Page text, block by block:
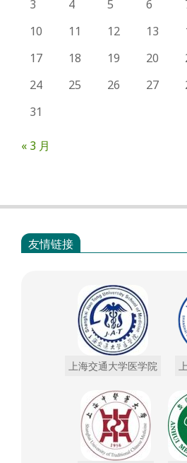
3 4 5 6
10
11 12 13
17
18 19 20
24
25 26 27
31
« 3 月
友情链接
上海交通大学医学院